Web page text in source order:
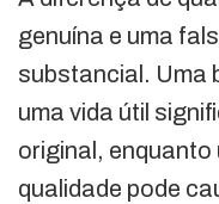
genuína e uma
substancial. Uma
uma vida útil
original, enquanto
qualidade pode